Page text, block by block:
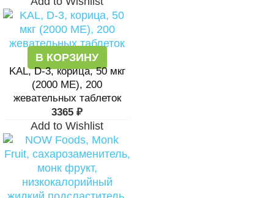
В КОРЗИНУ
KAL, D-3, корица, 50 мкг
(2000 МЕ), 200
жевательных таблеток
3365 ₽
Add to Wishlist